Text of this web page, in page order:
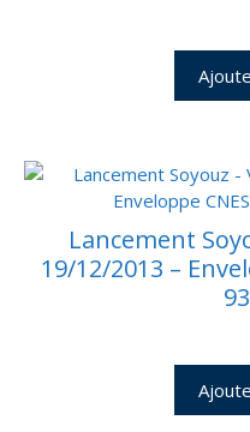
Lancement
19/12/2013 –